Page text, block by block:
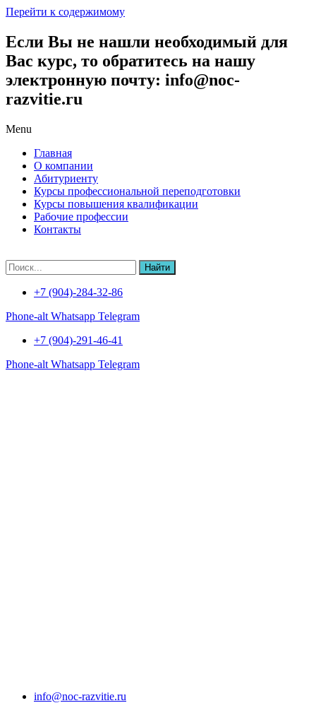
Перейти к содержимому
Если Вы не нашли необходимый для
Вас курс, то обратитесь на нашу
электронную почту: info@noc-
razvitie.ru
Menu
Главная
О компании
Абитуриенту
Курсы профессиональной переподготовки
Курсы повышения квалификации
Рабочие профессии
Контакты
Найти
+7 (904)-284-32-86
Phone-alt Whatsapp Telegram
+7 (904)-291-46-41
Phone-alt Whatsapp Telegram
info@noc-razvitie.ru